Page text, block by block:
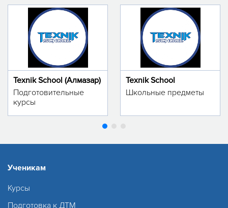
Texnik School (Алмазар)
Подготовительные
курсы
Texnik School
Школьные предметы
Ученикам
Курсы
Подготовка к ДТМ